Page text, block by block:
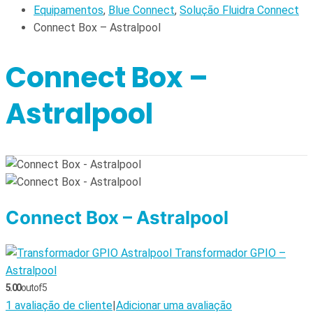
Equipamentos, Blue Connect, Solução Fluidra Connect
Connect Box – Astralpool
Connect Box –
Astralpool
Connect Box – Astralpool
Transformador GPIO –
Astralpool
5.00out of 5
1 avaliação de cliente|Adicionar uma avaliação